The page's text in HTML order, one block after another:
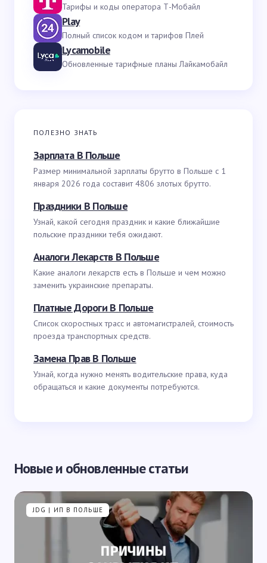
Тарифы и коды оператора Т-Мобайл
Play
Полный список кодом и тарифов Плей
Lycamobile
Обновленные тарифные планы Лайкамобайл
ПОЛЕЗНО ЗНАТЬ
Зарплата В Польше
Размер минимальной зарплаты брутто в Польше с 1
января 2026 года составит 4806 злотых брутто.
Праздники В Польше
Узнай, какой сегодня праздник и какие ближайшие
польские праздники тебя ожидают.
Аналоги Лекарств В Польше
Какие аналоги лекарств есть в Польше и чем можно
заменить украинские препараты.
Платные Дороги В Польше
Список скоростных трасс и автомагистралей, стоимость
проезда транспортных средств.
Замена Прав В Польше
Узнай, когда нужно менять водительские права, куда
обращаться и какие документы потребуются.
Новые и обновленные статьи
JDG | ИП В ПОЛЬШЕ